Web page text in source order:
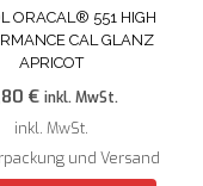
ORACAL® 551 HIGH
CAL GLANZ
APRICOT
€ inkl. MwSt.
inkl. MwSt.
und Versand